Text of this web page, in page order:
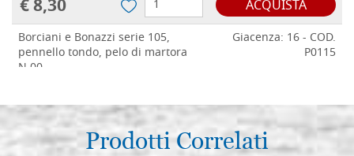
€ 8,30 ACQUISTA
Borciani e Bonazzi serie 105,
pennello tondo, pelo di martora
N.00
Giacenza: 16 - COD.
P0115
€ 9,00 ACQUISTA
Borciani e Bonazzi serie 105,
pennello tondo, pelo di martora
Giacenza: 18 - COD.
Prodotti Correlati